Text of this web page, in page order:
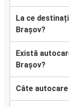
La ce
Brașov?
Există
Brașov?
Câte